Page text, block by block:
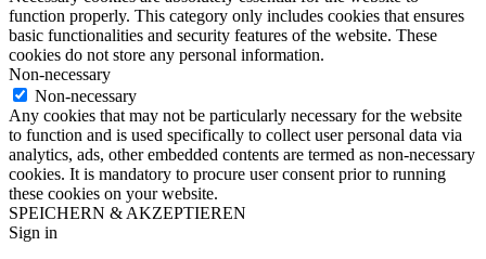
function properly. This category only includes cookies that ensures
basic functionalities and security features of the website. These
cookies do not store any personal information.
Non-necessary
Non-necessary
Any cookies that may not be particularly necessary for the website
to function and is used specifically to collect user personal data via
analytics, ads, other embedded contents are termed as non-necessary
cookies. It is mandatory to procure user consent prior to running
these cookies on your website.
SPEICHERN & AKZEPTIEREN
Sign in